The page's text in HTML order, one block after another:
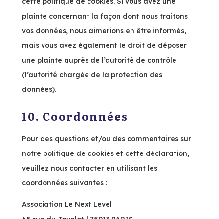
plainte concernant la façon dont nous traitons
vos données, nous aimerions en être informés,
mais vous avez également le droit de déposer
une plainte auprès de l’autorité de contrôle
(l’autorité chargée de la protection des
données).
10. Coordonnées
Pour des questions et/ou des commentaires sur
notre politique de cookies et cette déclaration,
veuillez nous contacter en utilisant les
coordonnées suivantes :
Association Le Next Level